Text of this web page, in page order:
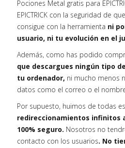
Pociones Metal gratis para
EPICTRICK con la seguridad de
consigue con la herramienta ni
usuario, ni tu evolución en el
Además, como has podido
que descargues ningún tipo
tu ordenador, ni mucho menos
datos como el correo o el
Por supuesto, huimos de todas
redireccionamientos infinitos
100% seguro. Nosotros no
contacto con los usuarios. No